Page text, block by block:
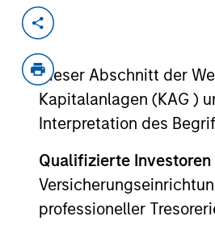
Dieser Abschnitt der
Kapitalanlagen (KAG )
Interpretation des
Qualifizierte Investoren
professioneller
Access Cash
View Site
As of July 25,
resulted in
above are the